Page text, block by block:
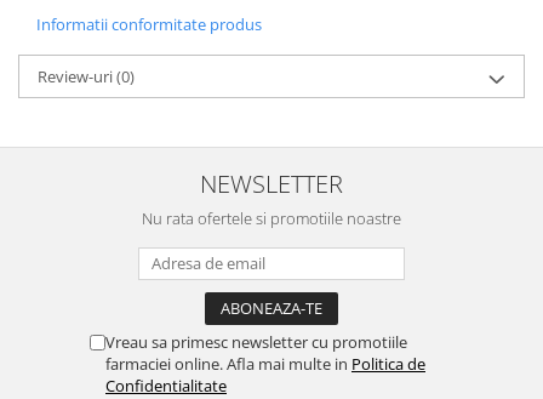
Informatii conformitate produs
Review-uri(0)
NEWSLETTER
Nu rata ofertele si promotiile noastre
Vreau sa primesc newsletter cu promotiile
farmaciei online. Afla mai multe in Politica de
Confidentialitate